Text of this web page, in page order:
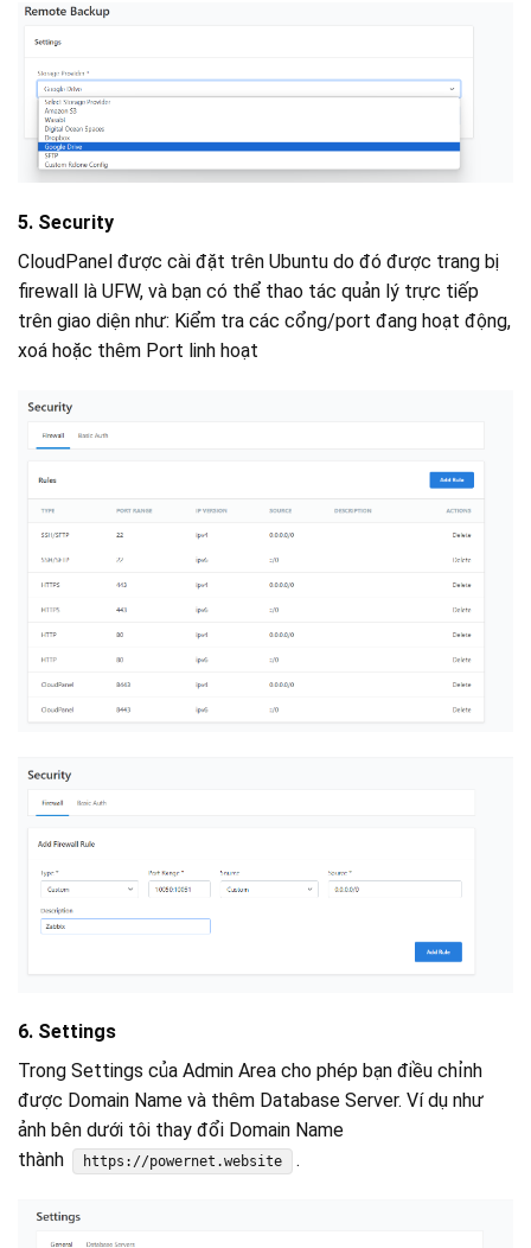
5. Security
CloudPanel được cài đặt trên Ubuntu do đó được trang bị
firewall là UFW, và bạn có thể thao tác quản lý trực tiếp
trên giao diện như: Kiểm tra các cổng/port đang hoạt động,
xoá hoặc thêm Port linh hoạt
6. Settings
Trong Settings của Admin Area cho phép bạn điều chỉnh
được Domain Name và thêm Database Server. Ví dụ như
ảnh bên dưới tôi thay đổi Domain Name
thành
https://powernet.website .